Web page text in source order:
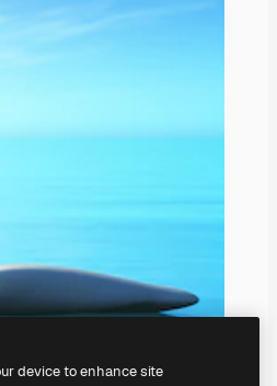
device to enhance site